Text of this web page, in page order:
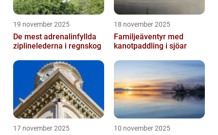
19 november 2025
De mest adrenalinfyllda
ziplinelederna i regnskog
18 november 2025
Familjeäventyr med
kanotpaddling i sjöar
17 november 2025 10 november 2025